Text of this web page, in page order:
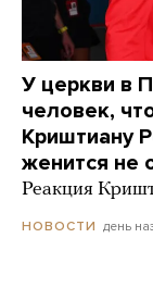
У церкви в
человек,
Криштиану
женится не
Реакция
НОВОСТИ день